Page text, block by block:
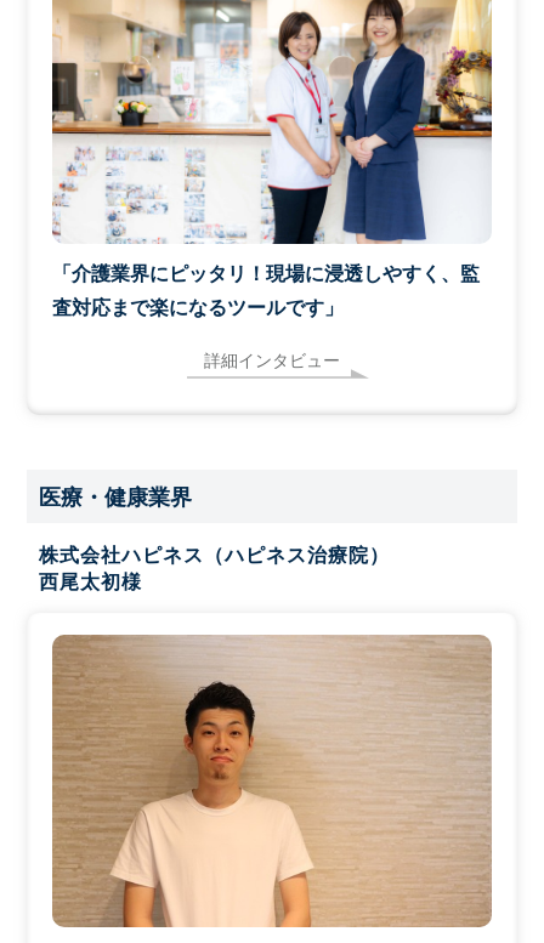
「介護業界にピッタリ！現場に浸透しやすく、監
査対応まで楽になるツールです」
詳細インタビュー
医療・健康業界
株式会社ハピネス（ハピネス治療院）
西尾太初様